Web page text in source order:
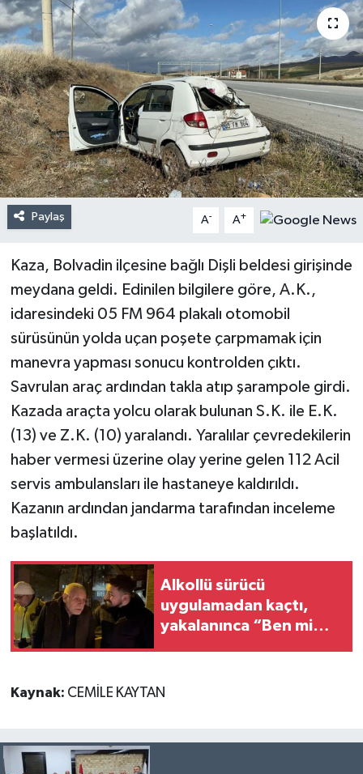
Paylaş A- A+
Kaza, Bolvadin ilçesine bağlı Dişli beldesi girişinde
meydana geldi. Edinilen bilgilere göre, A.K.,
idaresindeki 05 FM 964 plakalı otomobil
sürüsünün yolda uçan poşete çarpmamak için
manevra yapması sonucu kontrolden çıktı.
Savrulan araç ardından takla atıp şarampole girdi.
Kazada araçta yolcu olarak bulunan S.K. ile E.K.
(13) ve Z.K. (10) yaralandı. Yaralılar çevredekilerin
haber vermesi üzerine olay yerine gelen 112 Acil
servis ambulansları ile hastaneye kaldırıldı.
Kazanın ardından jandarma tarafından inceleme
başlatıldı.
Alkollü sürücü
uygulamadan kaçtı,
yakalanınca “Ben mi
Kaynak: CEMİLE KAYTAN